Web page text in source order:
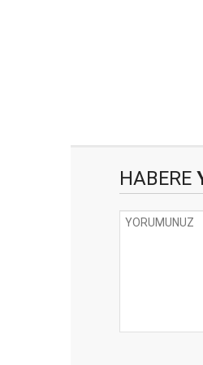
HABERE